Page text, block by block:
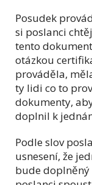
Posudek
si poslanci
tento
otázkou
prováděla,
ty lidi co to
dokumenty,
doplnil k
Podle slov
usnesení, že
bude